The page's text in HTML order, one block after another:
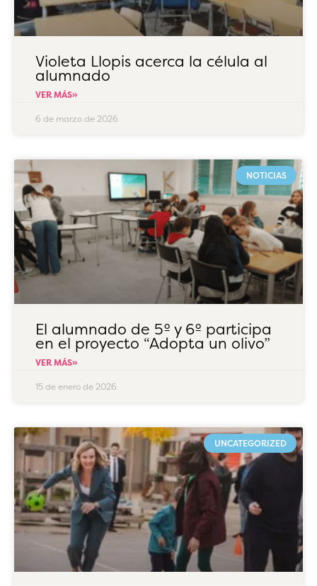
Violeta Llopis acerca la célula al
alumnado
VER MÁS»
6 de marzo de 2026
NOTICIAS
El alumnado de 5º y 6º participa
en el proyecto “Adopta un olivo”
VER MÁS»
15 de enero de 2026
UNCATEGORIZED